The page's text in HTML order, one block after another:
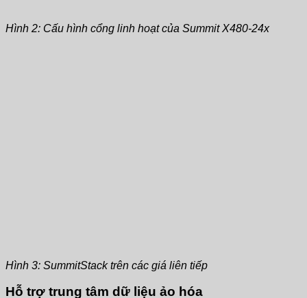
Hình 2: Cấu hình cổng linh hoạt của Summit X480-24x
Hình 3: SummitStack trên các giá liên tiếp
Hỗ trợ trung tâm dữ liệu ảo hóa